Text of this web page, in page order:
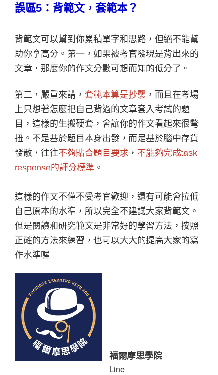
誤區5：背範文，套範本？
背範文可以幫到你累積單字和思路，但絕不能幫
助你拿高分。第一，如果被考官發現是背出來的
文章，那麼你的作文分數可想而知的低分了。
第二，嚴重來講， 套範本算是抄襲 ，而且在考場
上只想著怎麼把自己背過的文章套入考試的題
目，這樣的生搬硬套，會讓你的作文看起來很彆
扭。不是基於題目本身出發，而是基於腦中存貨
發散，往往不夠貼合題目要求 ， 不能夠完成task
response的評分標準 。
這樣的作文不僅不受考官歡迎，還有可能會拉低
自己原本的水準，所以完全不建議大家背範文。
但是閱讀和研究範文是非常好的學習方法，按照
正確的方法來練習，也可以大大的提高大家的寫
作水準喔！
福爾摩思學院
Line